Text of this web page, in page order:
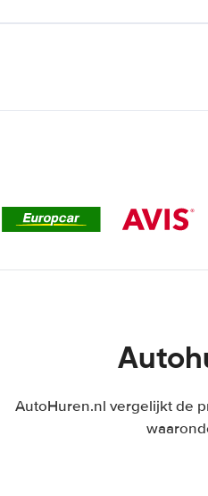
AutoHuren.nl vergelijkt de